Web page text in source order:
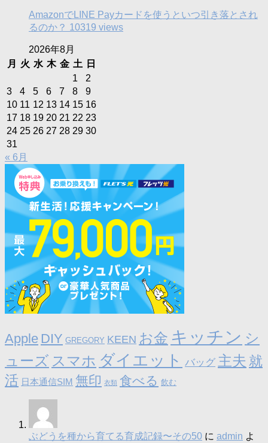
AmazonでLINE Payカードを使うといつ引き落とされ
るのか？ 10319 views
2026年8月
月
火 水 木 金 土
日
1
2
3
4 5 6 7 8
9
10 11 12 13 14 15 16
17 18 19 20 21 22 23
24 25 26 27 28 29 30
31
« 6月
Apple DIY GREGORY KEEN お金 キッチン シ
ューズ スマホ ダイエット バッグ 主夫 就
活 日本通信SIM 無印 衣類 食べる 飲む
ぶどうを種から育てる育成記録〜その50 に admin よ